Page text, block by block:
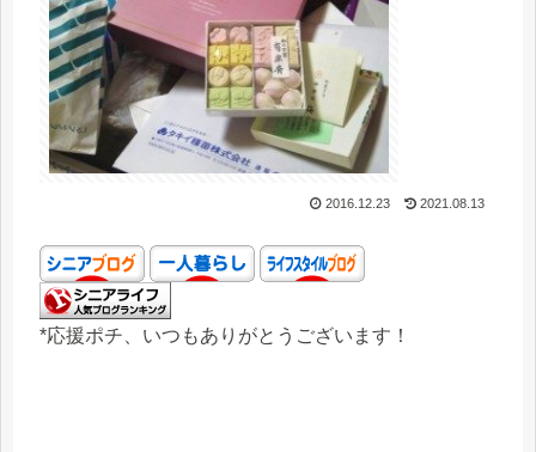
2016.12.23 2021.08.13
*応援ポチ、いつもありがとうございます！